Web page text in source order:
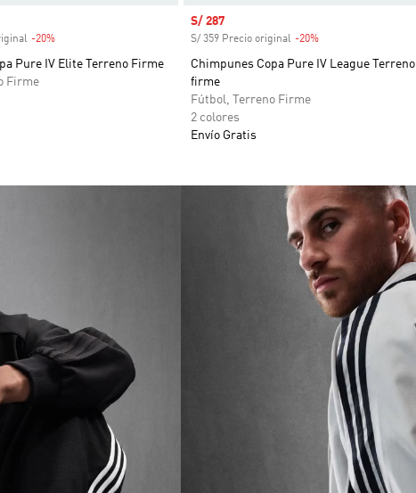
-20%Descuento
Pure IV Elite Terreno Firme
Firme
Precio de venta
S/ 287
S/ 359 Precio original -20%
Chimpunes Copa Pure IV League Terreno
firme
Fútbol, Terreno Firme
2 colores
Envío Gratis